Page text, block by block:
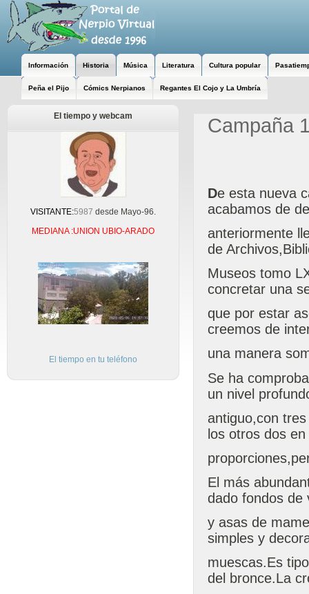
Información Historia Música Literatura Cultura popular
Peña el Pijo Cómics Nerpianos Regantes El Cojo y La Umbría
El tiempo y webcam
VISITANTE:5987 desde Mayo-96.
MEDIANA :UNION UBIO-ARADO
El tiempo en tu teléfono
Campaña
De esta nueva
acabamos de
anteriormente
de
Museos tomo
concretar una
que por estar
creemos de
una manera
Se ha
un nivel
antiguo,con
los otros dos
El más
dado fondos de
y asas de
simples y
muescas.Es
del bronce.La